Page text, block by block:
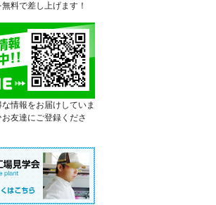
料で差し上げます！
情報をお届けしていま
友達にご登録くださ